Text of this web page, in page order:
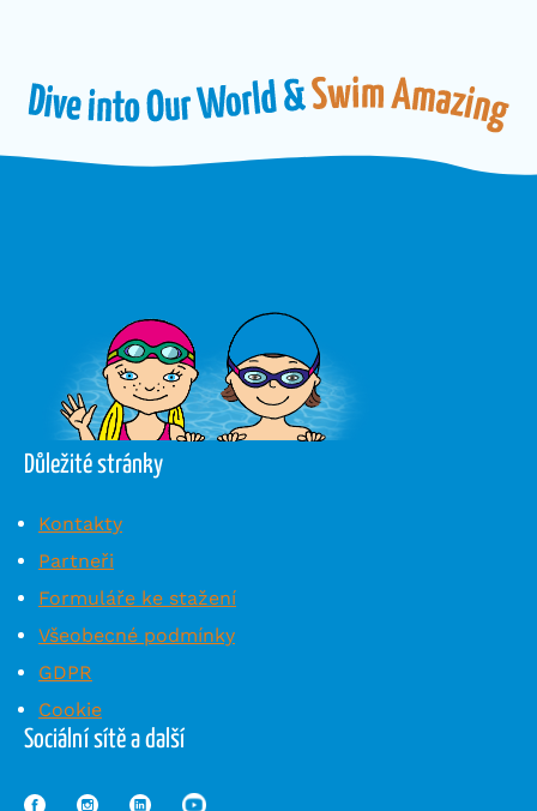
Důležité stránky
Kontakty
Partneři
Formuláře ke stažení
Všeobecné podmínky
GDPR
Cookie
Sociální sítě a další